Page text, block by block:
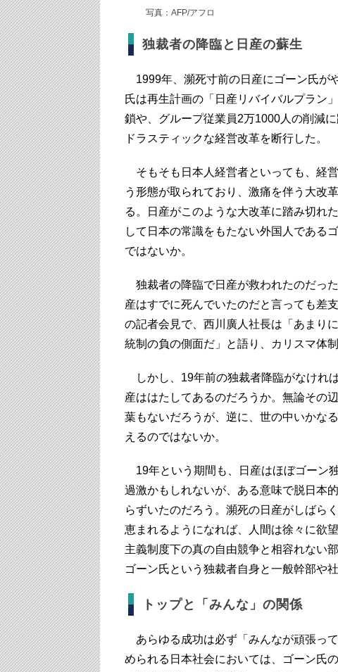
写真：AFP/アフロ
独裁者の降臨と日産の蘇生
1999年、瀕死寸前の日産にゴーン氏が
氏は再生計画の「日産リバイバルプラン
鎖や、グループ従業員2万1000人の削減
ドラスティックな経営改革を断行した。
そもそも日本人経営者といっても、経
う形態が取られており、激痛を伴う大改
る。日産がこのような大改革に踏み切れ
して日本の常識をもたない外国人である
ではないか。
独裁者の降臨で日産が救われたのだっ
産はすでに死んでいたのだと言っても差
の記者会見で、西川廣人社長は「あまり
統制の負の側面だ」と語り、カリスマ体制
しかし、19年前の独裁者降臨がなけれ
産ははたしてあるのだろうか。無論その
葉もないだろうが、逆に、世の中いかな
えるのではないか。
19年という期間も、日産はほぼゴーン
過激かもしれないが、ある意味で脱日本
らずいたのだろう。瀕死の日産がしばら
恵まれるようになれば、人間は徐々に欲
主義制度下の真の自由競争と相容れない
ゴーン氏という独裁者自身と一般幹部や
トップと「みんな」の関係
あらゆる成功は必ず「みんなが頑張っ
められる日本社会においては、ゴーン氏